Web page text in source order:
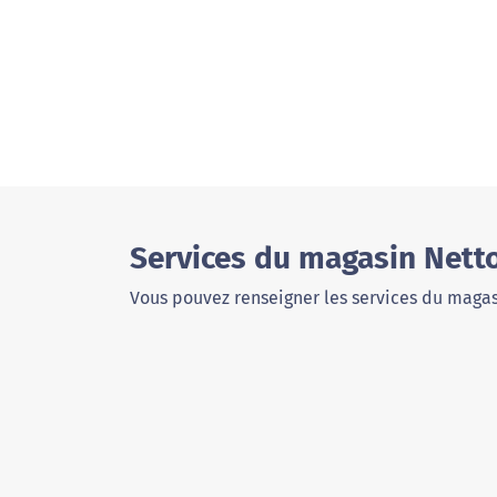
Services du magasin
Vous pouvez renseigner les services du